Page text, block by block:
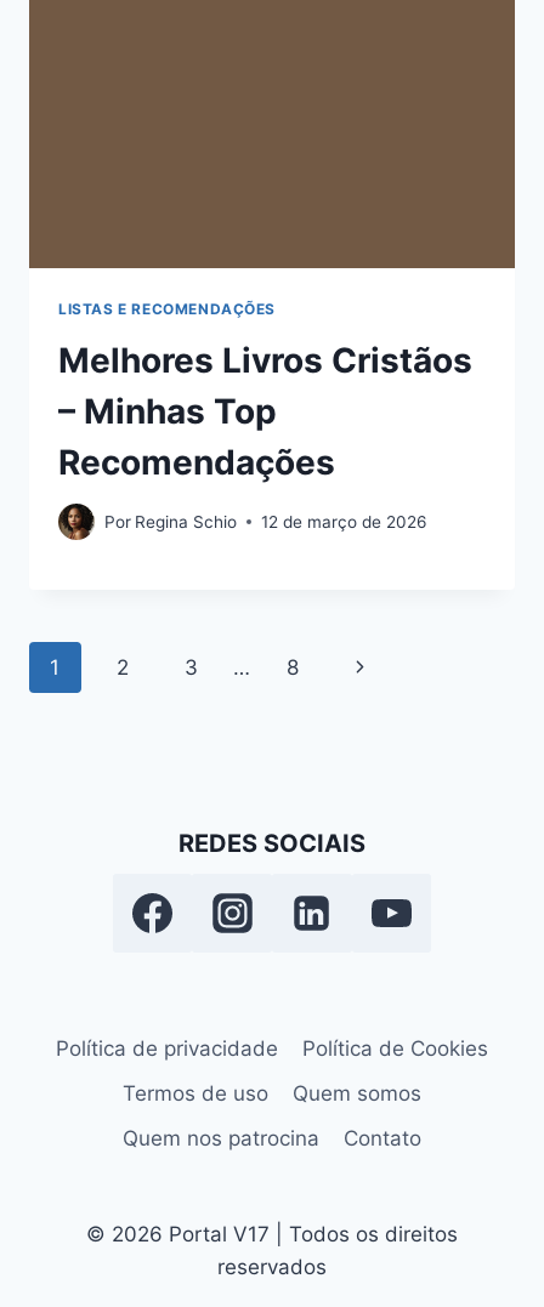
LISTAS E RECOMENDAÇÕES
Melhores Livros Cristãos
– Minhas Top
Recomendações
Por Regina Schio 12 de março de 2026
Navegação
1 2 3 … 8
Página
REDES SOCIAIS
Política de privacidade
Política de Cookies
Termos de uso
Quem somos
Quem nos patrocina
Contato
© 2026 Portal V17 | Todos os direitos
reservados